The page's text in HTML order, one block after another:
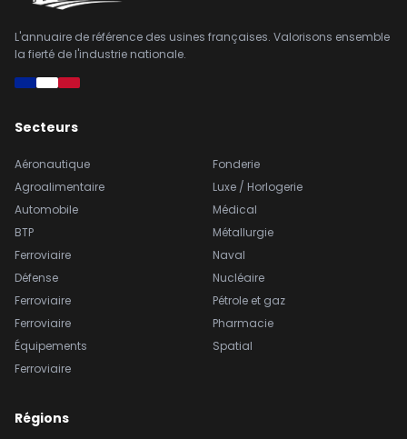
L'annuaire de référence des usines françaises. Valorisons ensemble
la fierté de l'industrie nationale.
Secteurs
Aéronautique
Agroalimentaire
Automobile
BTP
Ferroviaire
Défense
Ferroviaire
Ferroviaire
Équipements
Ferroviaire
Fonderie
Luxe / Horlogerie
Médical
Métallurgie
Naval
Nucléaire
Pétrole et gaz
Pharmacie
Spatial
Régions